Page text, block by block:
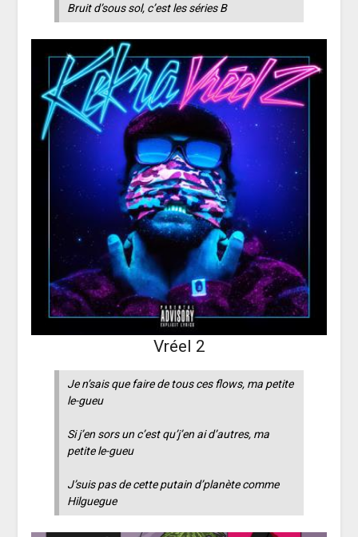
Bruit d’sous sol, c’est les séries B
Vréel 2
Je n’sais que faire de tous ces flows, ma petite
le-gueu
Si j’en sors un c’est qu’j’en ai d’autres, ma
petite le-gueu
J’suis pas de cette putain d’planète comme
Hilguegue